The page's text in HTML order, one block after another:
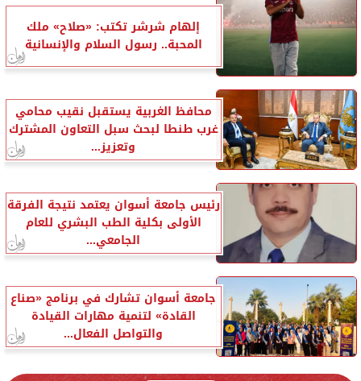
إلهام شرشر تكتب: «صلاح» ملك
المحبة.. رسول السلام والإنسانية
محافظ الغربية يستقبل نقيب محامي
غرب طنطا لبحث سبل التعاون المشترك
وتعزيز...
رئيس جامعة أسوان يعتمد نتيجة الفرقة
الأولى بكلية الطب البشري للعام
الجامعي...
جامعة أسوان تشارك في برنامج «صناع
القادة» لتنمية مهارات القيادة
والتواصل الفعال...